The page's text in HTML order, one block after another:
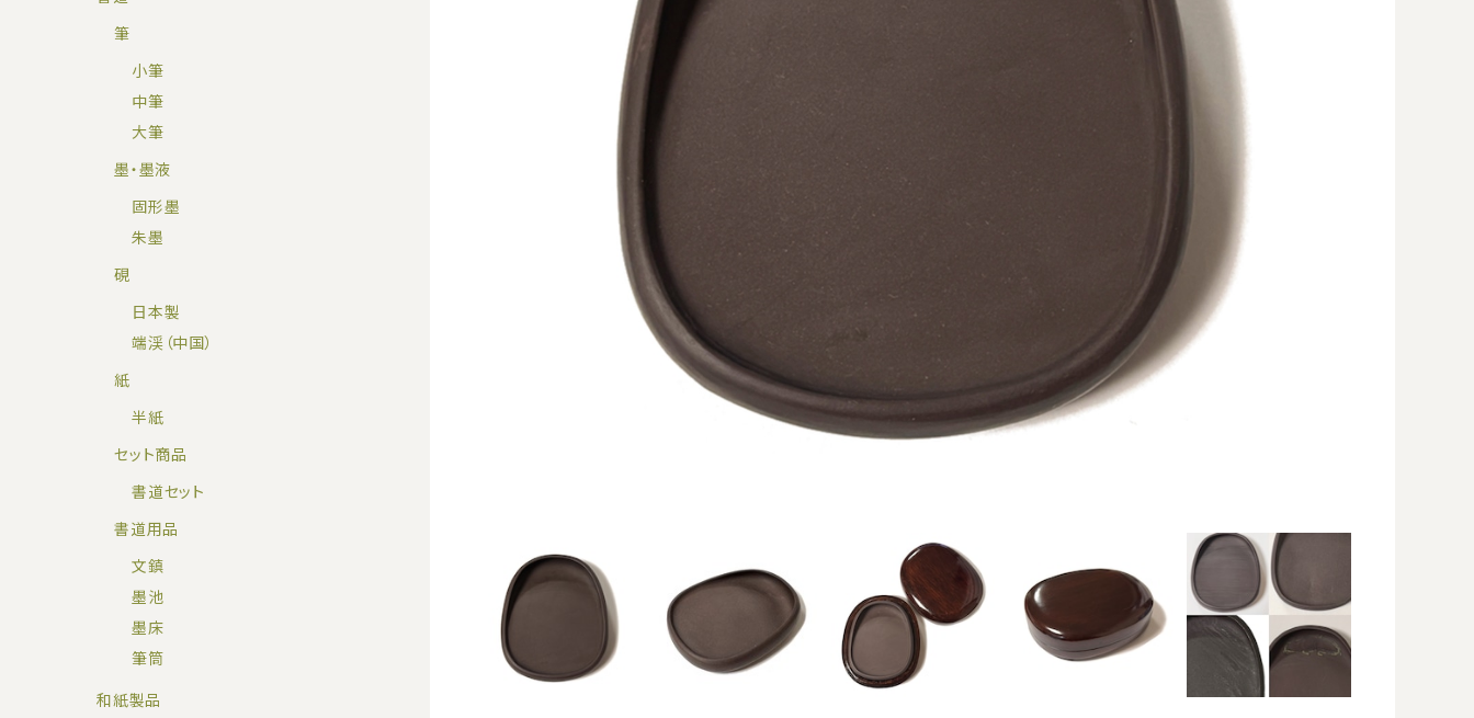
筆
小筆
中筆
大筆
墨・墨液
固形墨
朱墨
硯
日本製
端渓（中国）
紙
半紙
セット商品
書道セット
書道用品
文鎮
墨池
墨床
筆筒
和紙製品